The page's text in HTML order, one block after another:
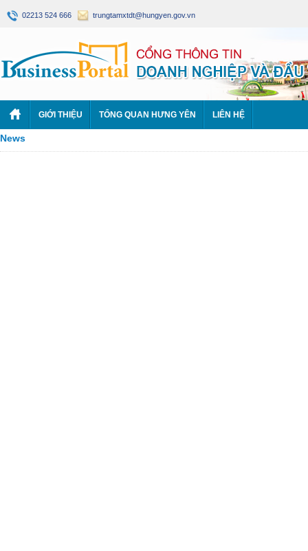
02213 524 666 trungtamxtdt@hungyen.gov.vn
GIỚI THIỆU TỔNG QUAN HƯNG YÊN LIÊN HỆ
News